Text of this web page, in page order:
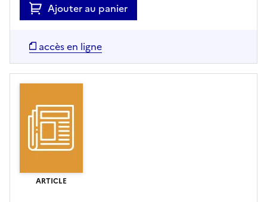
Ajouter au panier
accès en ligne
ARTICLE